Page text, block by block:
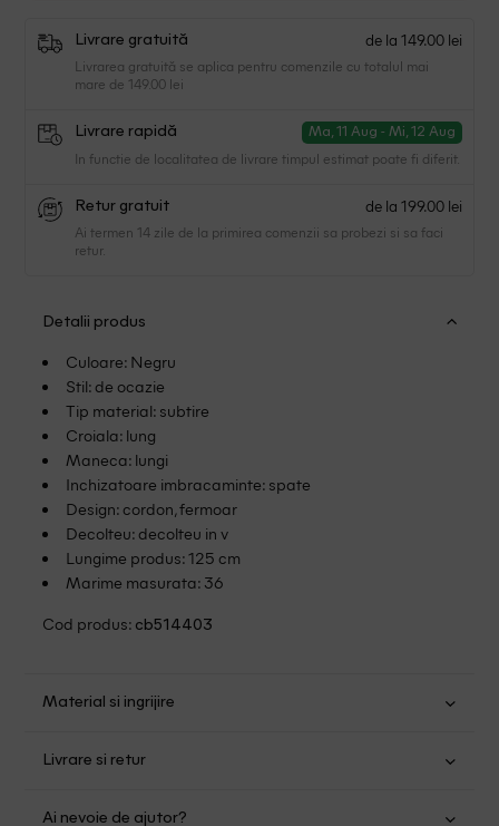
Livrare gratuită de la 149.00 lei
Livrarea gratuită se aplica pentru comenzile cu totalul mai
mare de 149.00 lei
Livrare rapidă Ma, 11 Aug - Mi, 12 Aug
In functie de localitatea de livrare timpul estimat poate fi diferit.
Retur gratuit de la 199.00 lei
Ai termen 14 zile de la primirea comenzii sa probezi si sa faci
retur.
Detalii produs
Culoare: Negru
Stil: de ocazie
Tip material: subtire
Croiala: lung
Maneca: lungi
Inchizatoare imbracaminte: spate
Design: cordon, fermoar
Decolteu: decolteu in v
Lungime produs: 125 cm
Marime masurata: 36
Cod produs: cb514403
Material si ingrijire
Nu folositi inalbitor
Livrare si retur
Ai nevoie de ajutor?